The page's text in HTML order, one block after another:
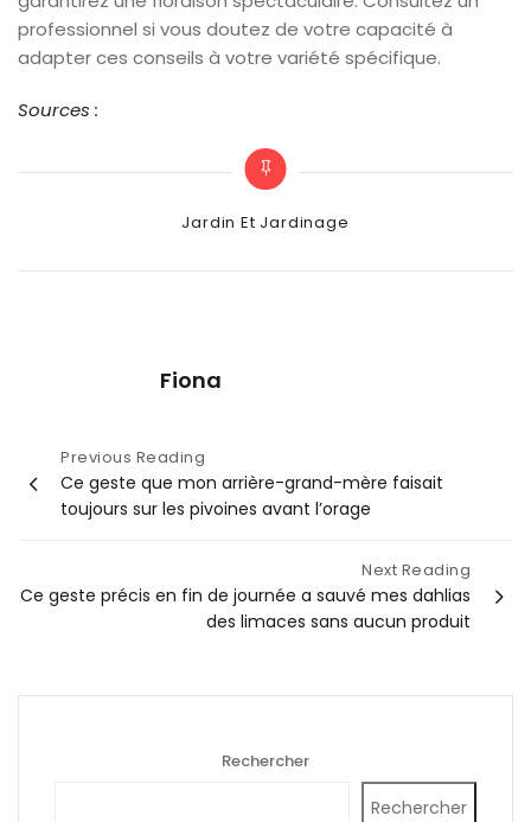
professionnel si vous doutez de votre capacité à
adapter ces conseils à votre variété spécifique.
Sources :
Categories
Jardin Et Jardinage
Fiona
Navigation
de
l’article
Previous Reading
Ce geste que mon arrière-grand-mère faisait
toujours sur les pivoines avant l’orage
Next Reading
Ce geste précis en fin de journée a sauvé mes dahlias
des limaces sans aucun produit
Rechercher
Rechercher